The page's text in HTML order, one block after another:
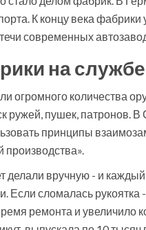
К концу века
современных
на
огромного количества
ружей, пушек, патронов.
принципы
производства».
делали вручную - и
Если сломалась рукоятка
ремонта и увеличило